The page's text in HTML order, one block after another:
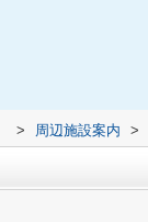
> 周辺施設案内 >